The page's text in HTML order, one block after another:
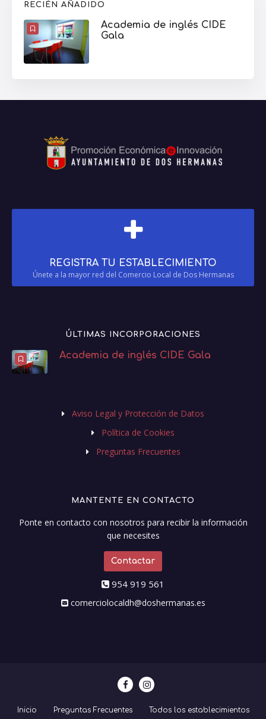
RECIÉN AÑADIDO
Academia de inglés CIDE
Gala
REGISTRA TU ESTABLECIMIENTO
Únete a la mayor red del Comercio Local de Dos Hermanas
ÚLTIMAS INCORPORACIONES
Academia de inglés CIDE Gala
Aviso Legal y Protección de Datos
Política de Cookies
Preguntas Frecuentes
MANTENTE EN CONTACTO
Ponte en contacto con nosotros para recibir la información
que necesites
Contactar
954 919 561
comerciolocaldh@doshermanas.es
Inicio Preguntas Frecuentes
Todos los establecimientos